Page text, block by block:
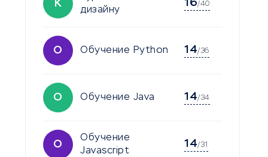
К
дизайну
16/40
О Обучение Python 14/36
О Обучение Java 14/34
О
Обучение
Javascript
14/31